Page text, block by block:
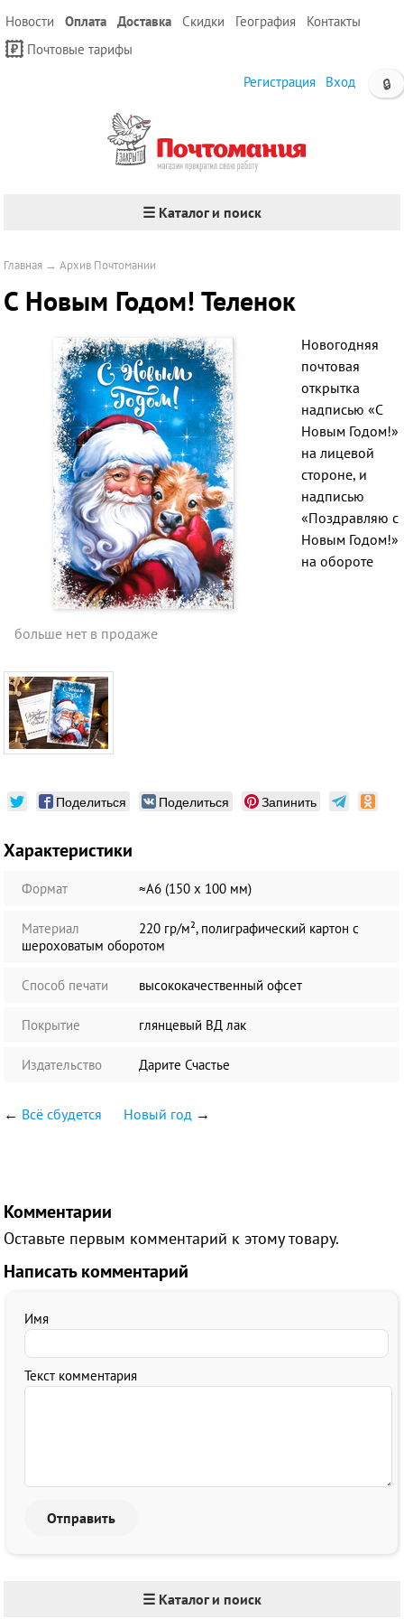
Новости Оплата Доставка Скидки География
Контакты
Почтовые тарифы
🔒
Регистрация Вход
☰ Каталог и поиск
Главная →Архив Почтомании
С Новым Годом! Теленок
Новогодняя
почтовая
открытка
надписью «С
Новым Годом!»
на лицевой
стороне, и
надписью
«Поздравляю с
Новым Годом!»
на обороте
больше нет в продаже
Поделиться Поделиться Запинить
Характеристики
Формат ≈А6 (150 х 100 мм)
Материал
220 гр/м², полиграфический картон с
шероховатым оборотом
Способ печати высококачественный офсет
Покрытие глянцевый ВД лак
Издательство Дарите Счастье
← Всё сбудется Новый год →
Комментарии
Оставьте первым комментарий к этому товару.
Написать комментарий
Имя
Текст комментария
☰ Каталог и поиск